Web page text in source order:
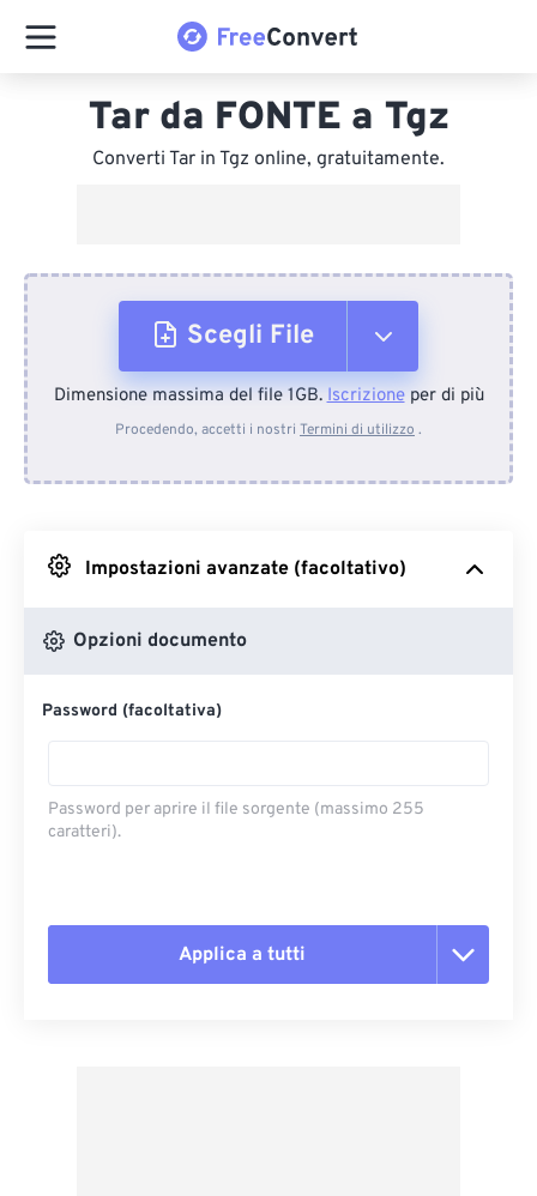
Tar da FONTE a Tgz
Converti Tar in Tgz online, gratuitamente.
Scegli File
Dal dispositivo
Da Google Drive
Dimensione massima del file 1GB.Iscrizioneper di più
Procedendo, accetti i nostri Termini di utilizzo .
Impostazioni avanzate (facoltativo)
Opzioni documento
Password (facoltativa)
Password per aprire il file sorgente (massimo 255
caratteri).
Applica a tutti